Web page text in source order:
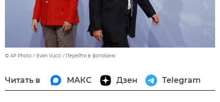
© AP Photo / Evan Vucci Перейти в фотобанк
Читать в МАКС Дзен Telegram